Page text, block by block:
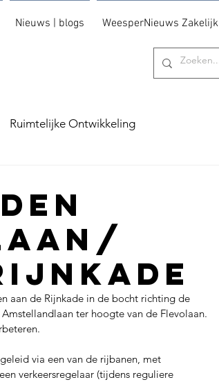
Nieuws | blogs WeesperNieuws Zakelijk
Ruimtelijke Ontwikkeling
aan de Rijnkade in de bocht richting de
ter hoogte van de Flevolaan.
via een van de rijbanen, met
verkeersregelaar (tijdens reguliere